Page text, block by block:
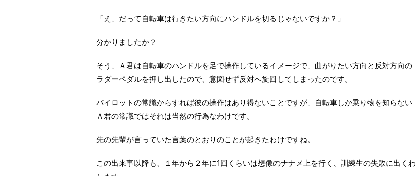
「え、だって自転車は行きたい方向にハンドルを切るじゃないですか？」
分かりましたか？
そう、Ａ君は自転車のハンドルを足で操作しているイメージで、曲がりたい方向と反対方向の
ラダーペダルを押し出したので、意図せず反対へ旋回してしまったのです。
パイロットの常識からすれば彼の操作はあり得ないことですが、自転車しか乗り物を知らない
Ａ君の常識ではそれは当然の行為なわけです。
先の先輩が言っていた言葉のとおりのことが起きたわけですね。
この出来事以降も、１年から２年に1回くらいは想像のナナメ上を行く、訓練生の失敗に出くわ